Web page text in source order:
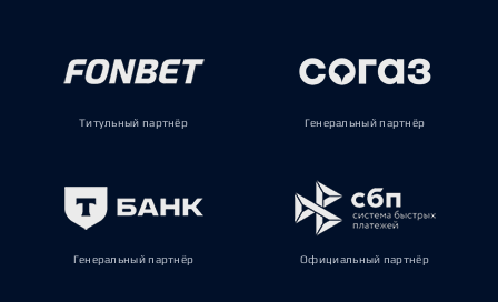
Титульный партнёр Генеральный партнёр
Генеральный партнёр Официальный партнёр